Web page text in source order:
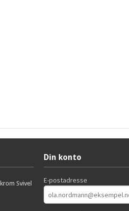
Svivel
Din konto
E-postadresse